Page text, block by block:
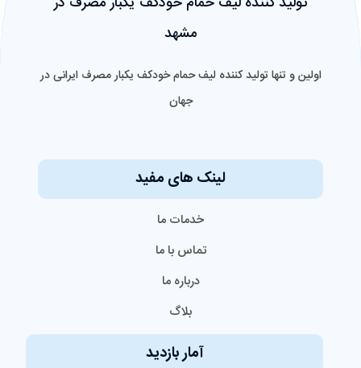
مشهد
اولین و تنها تولید کننده لیف حمام خودکف یکبار مصرف ایرانی‌ در
جهان
لینک های مفید
خدمات ما
تماس با ما
درباره ما
بلاگ
آمار بازدید